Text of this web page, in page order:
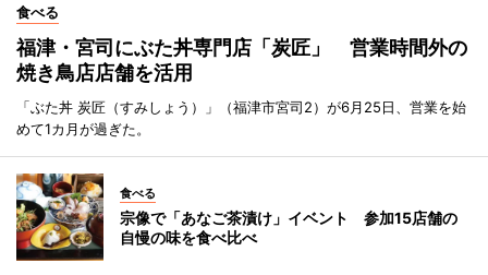
食べる
福津・宮司にぶた丼専門店「炭匠」 営業時間外の
焼き鳥店店舗を活用
「ぶた丼 炭匠（すみしょう）」（福津市宮司2）が6月25日、営業を始
めて1カ月が過ぎた。
食べる
宗像で「あなご茶漬け」イベント 参加15店舗の
自慢の味を食べ比べ